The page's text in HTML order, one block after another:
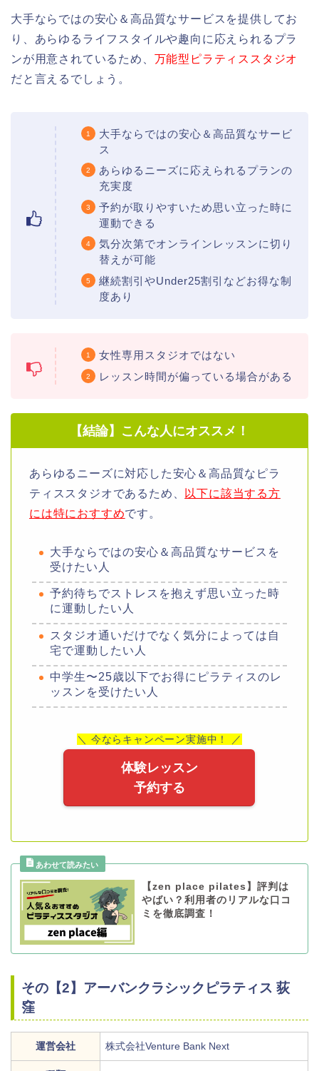
大手ならではの安心＆高品質なサービスを提供してお
り、あらゆるライフスタイルや趣向に応えられるプラ
ンが用意されているため、 万能型ピラティススタジオ
だと言えるでしょう。
大手ならではの安心＆高品質なサービ
ス
あらゆるニーズに応えられるプランの
充実度
予約が取りやすいため思い立った時に
運動できる
気分次第でオンラインレッスンに切り
替えが可能
継続割引やUnder25割引などお得な制
度あり
女性専用スタジオではない
レッスン時間が偏っている場合がある
【結論】こんな人にオススメ！
あらゆるニーズに対応した安心＆高品質なピラ
ティススタジオであるため、
以下に該当する方
には特におすすめです。
大手ならではの安心＆高品質なサービスを
受けたい人
予約待ちでストレスを抱えず思い立った時
に運動したい人
スタジオ通いだけでなく気分によっては自
宅で運動したい人
中学生〜25歳以下でお得にピラティスのレ
ッスンを受けたい人
＼ 今ならキャンペーン実施中！ ／
体験レッスン
予約する
【zen place pilates】評判は
やばい？利用者のリアルな口コ
ミを徹底調査！
その【2】アーバンクラシックピラティス 荻
窪
運営会社 株式会社Venture Bank Next